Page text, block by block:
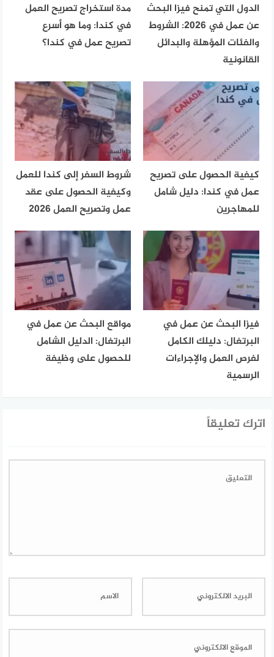
الدول التي تمنح فيزا البحث
عن عمل في 2026: الشروط
والفئات المؤهلة والبدائل
القانونية
مدة استخراج تصريح العمل
في كندا: وما هو أسرع
تصريح عمل في كندا؟
كيفية الحصول على تصريح
عمل في كندا: دليل شامل
للمهاجرين
شروط السفر إلى كندا للعمل
وكيفية الحصول على عقد
عمل وتصريح العمل 2026
فيزا البحث عن عمل في
البرتغال: دليلك الكامل
لفرص العمل والإجراءات
الرسمية
مواقع البحث عن عمل في
البرتغال: الدليل الشامل
للحصول على وظيفة
اترك تعليقاً